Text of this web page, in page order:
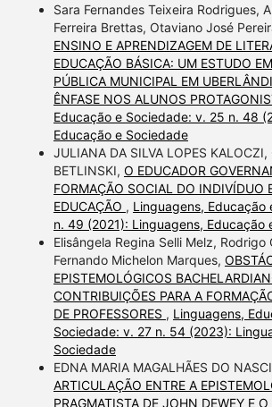
Sara Fernandes Teixeira Rodrigues,
Ferreira Brettas, Otaviano José
ENSINO E APRENDIZAGEM DE
EDUCAÇÃO BÁSICA: UM ESTUDO
PÚBLICA MUNICIPAL EM
ÊNFASE NOS ALUNOS
Educação e Sociedade: v. 25 n. 48
Educação e Sociedade
JULIANA DA SILVA LOPES KALOCZI,
BETLINSKI, O EDUCADOR
FORMAÇÃO SOCIAL DO INDIVÍDUO
EDUCAÇÃO , Linguagens, Educação
n. 49 (2021): Linguagens, Educação
Elisângela Regina Selli Melz, Rodrigo
Fernando Michelon Marques,
EPISTEMOLÓGICOS
CONTRIBUIÇÕES PARA A
DE PROFESSORES , Linguagens,
Sociedade: v. 27 n. 54 (2023):
Sociedade
EDNA MARIA MAGALHÃES DO
ARTICULAÇÃO ENTRE A
PRAGMATISTA DE JOHN DEWEY E